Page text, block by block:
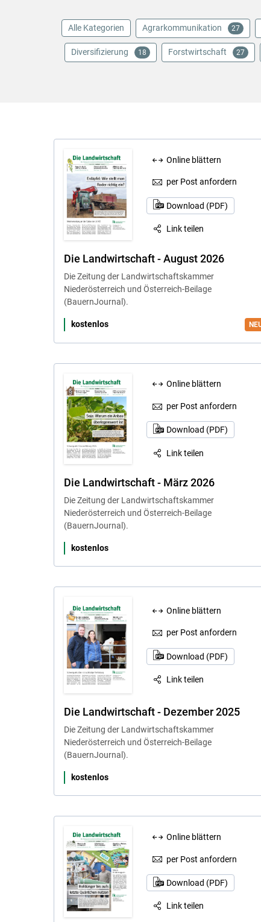
Alle Kategorien Agrarkommunikation 27
Diversifizierung 18 Forstwirtschaft 27
Online blättern
per Post anfordern
Download (PDF)
Link teilen
Die Landwirtschaft - August 2026
Die Zeitung der Landwirtschaftskammer
Niederösterreich und Österreich-Beilage
(BauernJournal).
kostenlos
Online blättern
per Post anfordern
Download (PDF)
Link teilen
Die Landwirtschaft - März 2026
Die Zeitung der Landwirtschaftskammer
Niederösterreich und Österreich-Beilage
(BauernJournal).
kostenlos
Online blättern
per Post anfordern
Download (PDF)
Link teilen
Die Landwirtschaft - Dezember 2025
Die Zeitung der Landwirtschaftskammer
Niederösterreich und Österreich-Beilage
(BauernJournal).
kostenlos
Online blättern
per Post anfordern
Download (PDF)
Link teilen